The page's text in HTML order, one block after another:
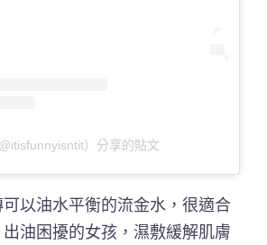
@itisfunnyisntit）分享的貼文
以油水平衡的流金水，很適合
油困擾的女孩，濕敷緩解肌膚